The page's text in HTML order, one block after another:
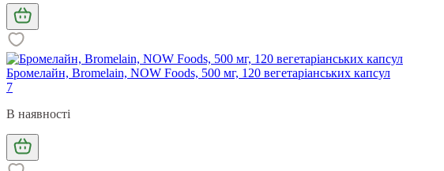
Бромелайн, Bromelain, NOW Foods, 500 мг, 120 вегетаріанських капсул
7
В наявності